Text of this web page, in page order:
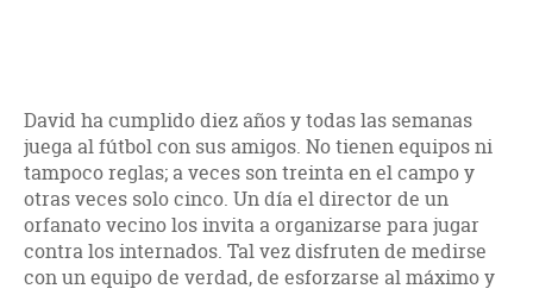
David ha cumplido diez años y todas las semanas
juega al fútbol con sus amigos. No tienen equipos ni
tampoco reglas; a veces son treinta en el campo y
otras veces solo cinco. Un día el director de un
orfanato vecino los invita a organizarse para jugar
contra los internados. Tal vez disfruten de medirse
con un equipo de verdad, de esforzarse al máximo y